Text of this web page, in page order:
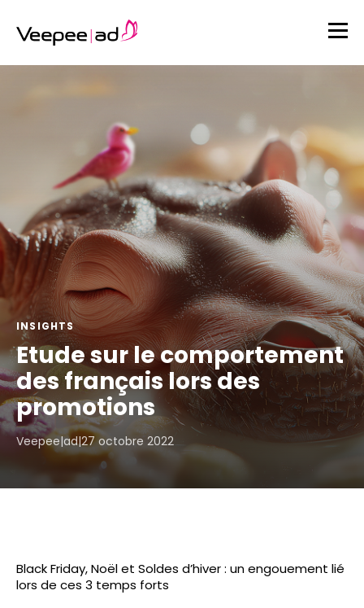
INSIGHTS
Etude sur le comportement
des français lors des
promotions
Veepee|ad|27 octobre 2022
Black Friday, Noël et Soldes d’hiver : un engouement lié
lors de ces 3 temps forts